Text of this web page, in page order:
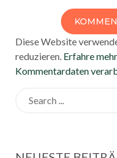
Diese Website
reduzieren. Erfahre
Kommentardaten